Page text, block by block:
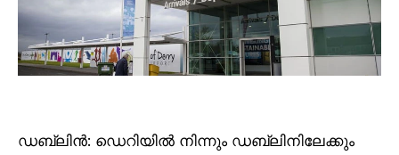
ഡബ്ലിൻ: ഡെറിയിൽ നിന്നും ഡബ്ലിനിലേക്കും